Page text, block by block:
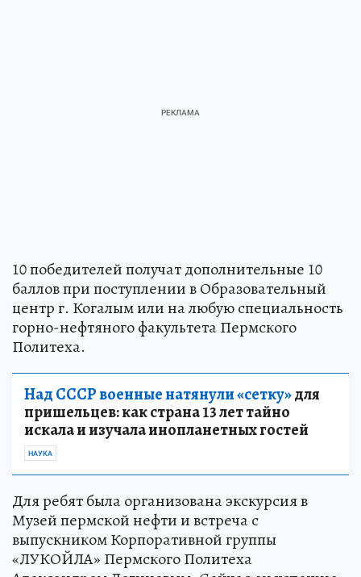
10 победителей получат дополнительные 10
баллов при поступлении в Образовательный
центр г. Когалым или на любую специальность
горно-нефтяного факультета Пермского
Политеха.
Над СССР военные натянули «сетку»для
пришельцев: как страна 13 лет тайно
искала и изучала инопланетных гостей
НАУКА
Для ребят была организована экскурсия в
Музей пермской нефти и встреча с
выпускником Корпоративной группы
«ЛУКОЙЛА» Пермского Политеха